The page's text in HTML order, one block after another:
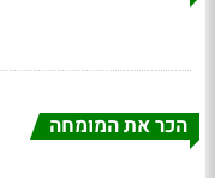
הכר את המומחה